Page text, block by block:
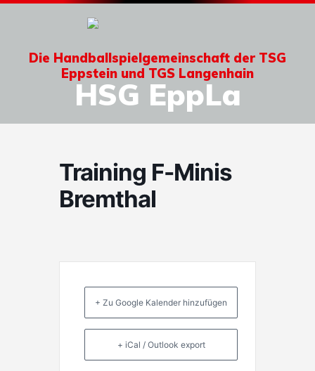
Die Handballspielgemeinschaft der TSG
Eppstein und TGS Langenhain
HSG EppLa
Training F-Minis
Bremthal
+ Zu Google Kalender hinzufügen
+ iCal / Outlook export